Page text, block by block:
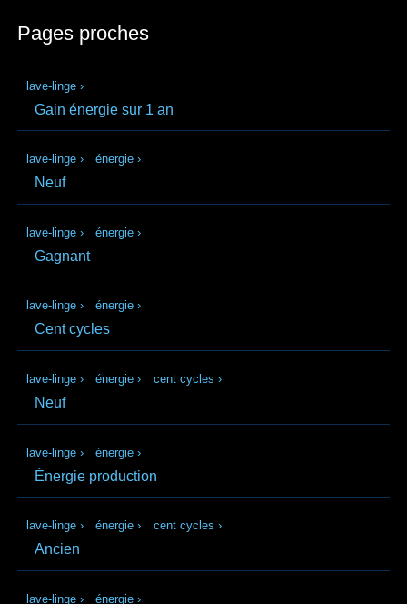
Pages proches
lave-linge ›
Gain énergie sur 1 an
lave-linge › énergie ›
Neuf
lave-linge › énergie ›
Gagnant
lave-linge › énergie ›
Cent cycles
lave-linge › énergie › cent cycles ›
Neuf
lave-linge › énergie ›
Énergie production
lave-linge › énergie › cent cycles ›
Ancien
lave-linge › énergie ›